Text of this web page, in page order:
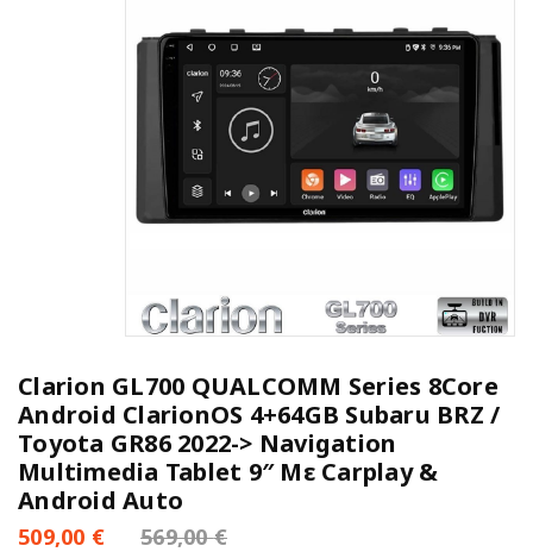
Clarion GL700 QUALCOMM Series 8Core
Android ClarionOS 4+64GB Subaru BRZ /
Toyota GR86 2022-> Navigation
Multimedia Tablet 9″ Με Carplay &
Android Auto
569,00€
509,00 €